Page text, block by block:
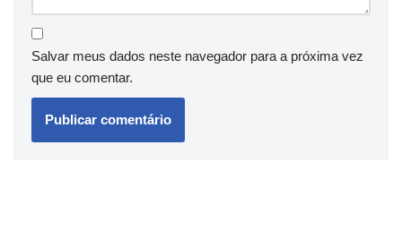
Salvar meus dados neste navegador para a próxima vez
que eu comentar.